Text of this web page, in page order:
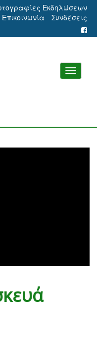
Εκδηλώσεων
Επικοινωνία Συνδέσεις